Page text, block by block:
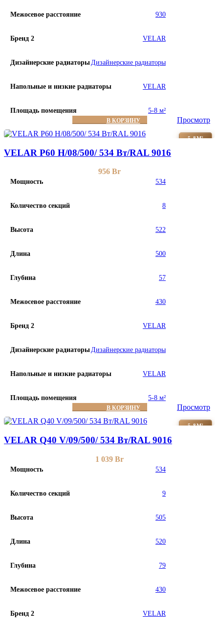
Межосевое расстояние 930
Бренд 2 VELAR
Дизайнерские радиаторыДизайнерские радиаторы
Напольные и низкие радиаторы VELAR
Площадь помещения 5-8 м²
В КОРЗИНУ Просмотр
5-8М²
VELAR P60 H/08/500/ 534 Bт/RAL 9016
956 Br
Мощность 534
Количество секций 8
Высота 522
Длина 500
Глубина 57
Межосевое расстояние 430
Бренд 2 VELAR
Дизайнерские радиаторыДизайнерские радиаторы
Напольные и низкие радиаторы VELAR
Площадь помещения 5-8 м²
В КОРЗИНУ Просмотр
5-8М²
VELAR Q40 V/09/500/ 534 Bт/RAL 9016
1 039 Br
Мощность 534
Количество секций 9
Высота 505
Длина 520
Глубина 79
Межосевое расстояние 430
Бренд 2 VELAR